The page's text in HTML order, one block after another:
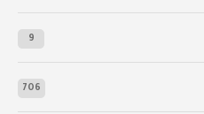
9
706